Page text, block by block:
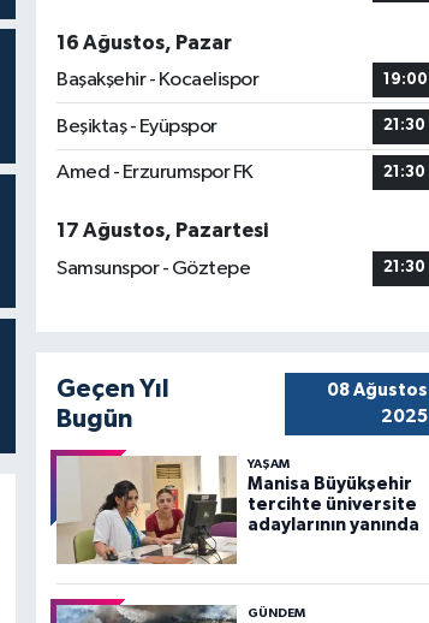
16 Ağustos, Pazar
Başakşehir - Kocaelispor
19:00
Beşiktaş - Eyüpspor 21:30
Amed - Erzurumspor FK 21:30
17 Ağustos, Pazartesi
Samsunspor - Göztepe
21:30
Geçen Yıl
Bugün
08 Ağustos
2025
YAŞAM
Manisa Büyükşehir
tercihte üniversite
adaylarının yanında
GÜNDEM